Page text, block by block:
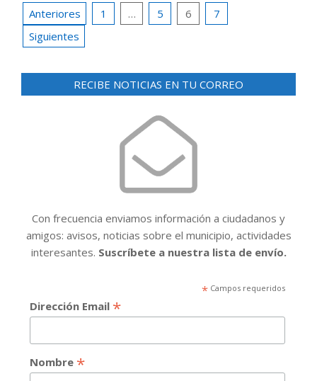
Paginación
de
Anteriores 1 … 5 6
7
Siguientes
RECIBE NOTICIAS EN TU CORREO
Con frecuencia enviamos información a ciudadanos y
amigos: avisos, noticias sobre el municipio, actividades
interesantes. Suscríbete a nuestra lista de envío.
*Campos requeridos
Dirección Email *
Nombre *